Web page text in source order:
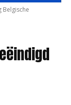
Belgische